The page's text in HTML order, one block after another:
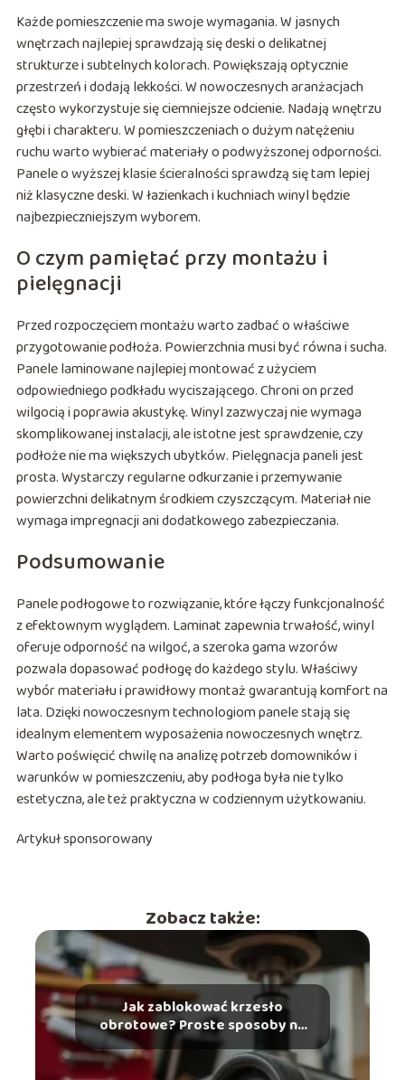
Każde pomieszczenie ma swoje wymagania. W jasnych
wnętrzach najlepiej sprawdzają się deski o delikatnej
strukturze i subtelnych kolorach. Powiększają optycznie
przestrzeń i dodają lekkości. W nowoczesnych aranżacjach
często wykorzystuje się ciemniejsze odcienie. Nadają wnętrzu
głębi i charakteru. W pomieszczeniach o dużym natężeniu
ruchu warto wybierać materiały o podwyższonej odporności.
Panele o wyższej klasie ścieralności sprawdzą się tam lepiej
niż klasyczne deski. W łazienkach i kuchniach winyl będzie
najbezpieczniejszym wyborem.
O czym pamiętać przy montażu i
pielęgnacji
Przed rozpoczęciem montażu warto zadbać o właściwe
przygotowanie podłoża. Powierzchnia musi być równa i sucha.
Panele laminowane najlepiej montować z użyciem
odpowiedniego podkładu wyciszającego. Chroni on przed
wilgocią i poprawia akustykę. Winyl zazwyczaj nie wymaga
skomplikowanej instalacji, ale istotne jest sprawdzenie, czy
podłoże nie ma większych ubytków. Pielęgnacja paneli jest
prosta. Wystarczy regularne odkurzanie i przemywanie
powierzchni delikatnym środkiem czyszczącym. Materiał nie
wymaga impregnacji ani dodatkowego zabezpieczania.
Podsumowanie
Panele podłogowe to rozwiązanie, które łączy funkcjonalność
z efektownym wyglądem. Laminat zapewnia trwałość, winyl
oferuje odporność na wilgoć, a szeroka gama wzorów
pozwala dopasować podłogę do każdego stylu. Właściwy
wybór materiału i prawidłowy montaż gwarantują komfort na
lata. Dzięki nowoczesnym technologiom panele stają się
idealnym elementem wyposażenia nowoczesnych wnętrz.
Warto poświęcić chwilę na analizę potrzeb domowników i
warunków w pomieszczeniu, aby podłoga była nie tylko
estetyczna, ale też praktyczna w codziennym użytkowaniu.
Artykuł sponsorowany
Zobacz także:
Jak zablokować krzesło
obrotowe? Proste sposoby na
naprawę